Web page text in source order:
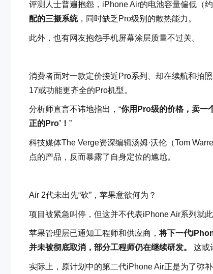
评测人士普遍抱怨，iPhone Air的电池容量偏低（
配的三摄系统，同时缺乏Pro级别的散热能力。
此外，也有网友抱怨手机屏幕涂层质量不过关。
消费者面对一款定价接近Pro系列、却在续航和拍
17或功能更齐全的Pro机型。
分析师直言不讳地指出，“你用Pro级的价格，卖一
正的Pro’！ ”
科技媒体The Verge资深编辑汤姆·沃伦（Tom
点的产品，反而暴露了自身定位的尴尬。
Air 2代未出先“砍”，苹果意欲何为？
项目被紧急叫停，但这并不代表iPhone Air系列就
苹果管理层已通知工程师和供应商，将下一代
并未被彻底取消，部分工程师仍在继续研发。
这或
实际上，原计划中的第二代iPhone Air正是为了弥